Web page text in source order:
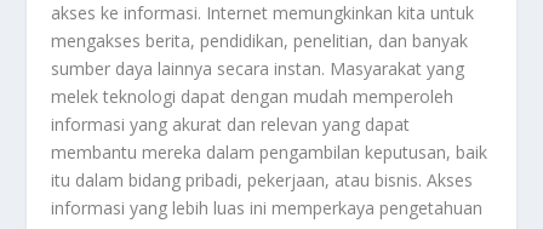
akses ke informasi. Internet memungkinkan kita untuk
mengakses berita, pendidikan, penelitian, dan banyak
sumber daya lainnya secara instan. Masyarakat yang
melek teknologi dapat dengan mudah memperoleh
informasi yang akurat dan relevan yang dapat
membantu mereka dalam pengambilan keputusan, baik
itu dalam bidang pribadi, pekerjaan, atau bisnis. Akses
informasi yang lebih luas ini memperkaya pengetahuan